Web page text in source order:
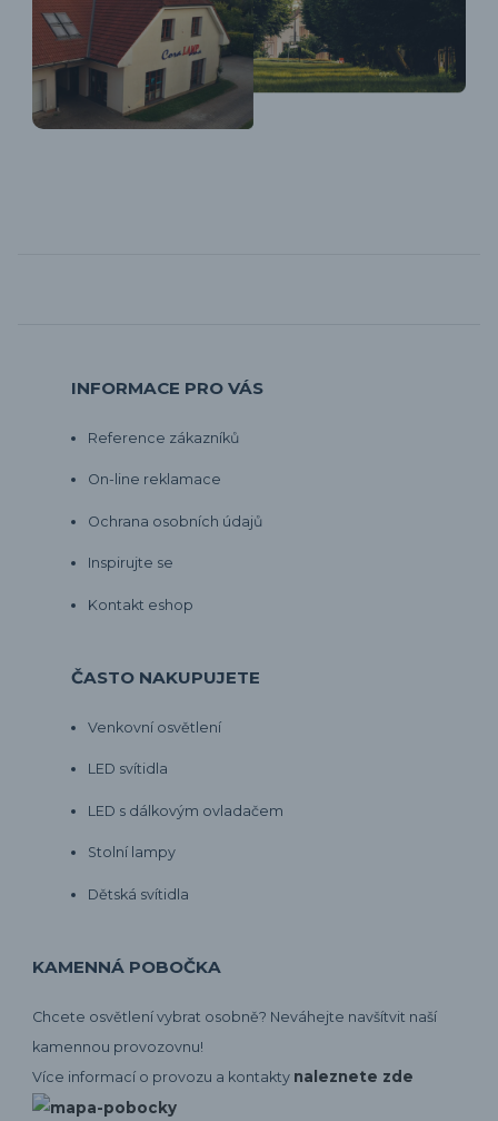
INFORMACE PRO VÁS
Reference zákazníků
On-line reklamace
Ochrana osobních údajů
Inspirujte se
Kontakt eshop
ČASTO NAKUPUJETE
Venkovní osvětlení
LED svítidla
LED s dálkovým ovladačem
Stolní lampy
Dětská svítidla
KAMENNÁ POBOČKA
Chcete osvětlení vybrat osobně? Neváhejte navšítvit naší
kamennou provozovnu!
Více informací o provozu a kontakty naleznete zde